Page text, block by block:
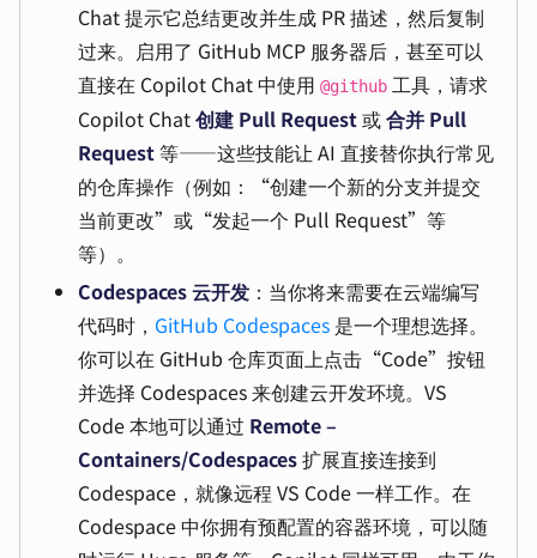
Chat 提示它总结更改并生成 PR 描述，然后复制
过来。启用了 GitHub MCP 服务器后，甚至可以
直接在 Copilot Chat 中使用 @github 工具，请求
Copilot Chat创建 Pull Request或合并 Pull
Request等——这些技能让 AI 直接替你执行常见
的仓库操作（例如：“创建一个新的分支并提交
当前更改”或“发起一个 Pull Request”等
等）。
Codespaces 云开发 ：当你将来需要在云端编写
代码时， GitHub Codespaces 是一个理想选择。
你可以在 GitHub 仓库页面上点击“Code”按钮
并选择 Codespaces 来创建云开发环境。VS
Code 本地可以通过 Remote –
Containers/Codespaces扩展直接连接到
Codespace，就像远程 VS Code 一样工作。在
Codespace 中你拥有预配置的容器环境，可以随